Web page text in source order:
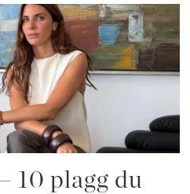
10 plagg du